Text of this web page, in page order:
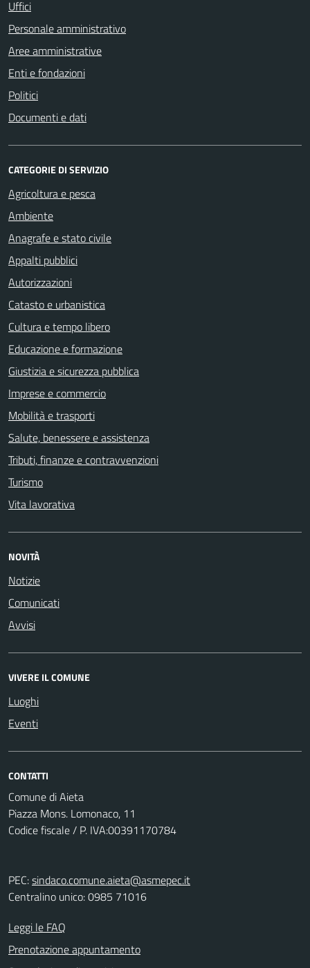
Uffici
Personale amministrativo
Aree amministrative
Enti e fondazioni
Politici
Documenti e dati
CATEGORIE DI SERVIZIO
Agricoltura e pesca
Ambiente
Anagrafe e stato civile
Appalti pubblici
Autorizzazioni
Catasto e urbanistica
Cultura e tempo libero
Educazione e formazione
Giustizia e sicurezza pubblica
Imprese e commercio
Mobilità e trasporti
Salute, benessere e assistenza
Tributi, finanze e contravvenzioni
Turismo
Vita lavorativa
NOVITÀ
Notizie
Comunicati
Avvisi
VIVERE IL COMUNE
Luoghi
Eventi
CONTATTI
Comune di Aieta
Piazza Mons. Lomonaco, 11
Codice fiscale / P. IVA:00391170784
PEC:sindaco.comune.aieta@asmepec.it
Centralino unico: 0985 71016
Leggi le FAQ
Prenotazione appuntamento